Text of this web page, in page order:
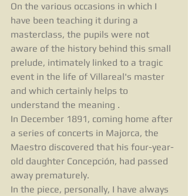
On the various occasions in which I
have been teaching it during a
masterclass, the pupils were not
aware of the history behind this small
prelude, intimately linked to a tragic
event in the life of Villareal's master
and which certainly helps to
understand the meaning .
In December 1891, coming home after
a series of concerts in Majorca, the
Maestro discovered that his four-year-
old daughter Concepción, had passed
away prematurely.
In the piece, personally, I have always